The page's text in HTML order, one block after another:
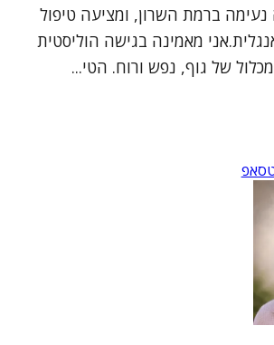
נעימה ברמת השרון, ומציעה טיפול
מאמינה בגישה הוליסטית
של גוף, נפש ורוח. הטי...